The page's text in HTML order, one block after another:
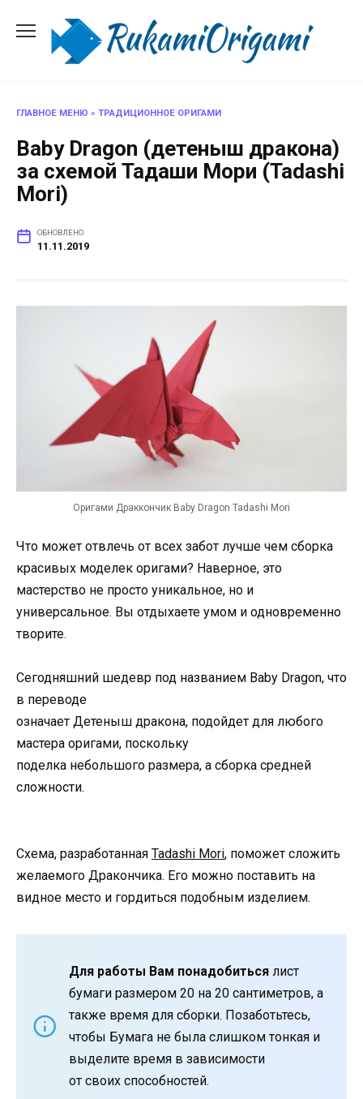
содержанию
ГЛАВНОЕ МЕНЮ » ТРАДИЦИОННОЕ ОРИГАМИ
Baby Dragon (детеныш дракона)
за схемой Тадаши Мори (Tadashi
Mori)
ОБНОВЛЕНО
11.11.2019
Оригами Драккончик Baby Dragon Tadashi Mori
Что может отвлечь от всех забот лучше чем сборка
красивых моделек оригами? Наверное, это
мастерство не просто уникальное, но и
универсальное. Вы отдыхаете умом и одновременно
творите.
Сегодняшний шедевр под названием Baby Dragon, что
в переводе
означает Детеныш дракона, подойдет для любого
мастера оригами, поскольку
поделка небольшого размера, а сборка средней
сложности.
Схема, разработанная Tadashi Mori, поможет сложить
желаемого Дракончика. Его можно поставить на
видное место и гордиться подобным изделием.
Для работы Вам понадобиться лист
бумаги размером 20 на 20 сантиметров, а
также время для сборки. Позаботьтесь,
чтобы Бумага не была слишком тонкая и
выделите время в зависимости
от своих способностей.